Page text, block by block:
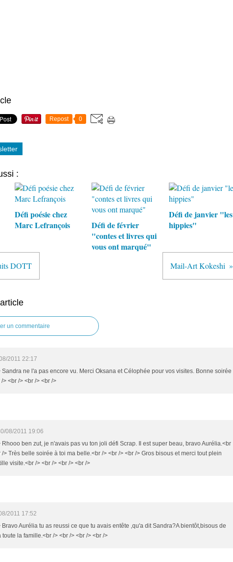
Repost 0
:
Défi poésie chez
Marc Lefrançois
Défi de février
"contes et livres qui
vous ont marqué"
Défi de janvier "les
hippies"
DOTT Mail-Art Kokeshi
un commentaire
2011 22:17
Sandra ne l'a pas encore vu. Merci Oksana et Célophée pour vos visites. Bonne soirée
> <br /> <br /> <br />
08/2011 19:06
Rhooo ben zut, je n'avais pas vu ton joli défi Scrap. Il est super beau, bravo Aurélia.<br
/> Très belle soirée à toi ma belle.<br /> <br /> <br /> Gros bisous et merci tout plein
visite.<br /> <br /> <br /> <br />
2011 17:52
Bravo Aurélia tu as reussi ce que tu avais entête ,qu'a dit Sandra?A bientôt,bisous de
toute la famille.<br /> <br /> <br /> <br />